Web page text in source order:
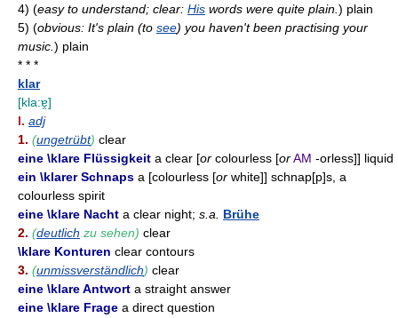
4) (easy to understand; clear: His words were quite plain. ) plain
5) (obvious: It's plain (to see) you haven't been practising your
music. ) plain
* * *
klar
[kla:ɐ̯]
I. adj
1. (ungetrübt) clear
eine \klare Flüssigkeit a clear [or colourless [orAM -orless]] liquid
ein \klarer Schnaps a [colourless [or white]] schnap[p]s, a
colourless spirit
eine \klare Nacht a clear night; s.a.
Brühe
2. (deutlich zu sehen) clear
\klare Konturen clear contours
3. (unmissverständlich) clear
eine \klare Antwort a straight answer
eine \klare Frage a direct question